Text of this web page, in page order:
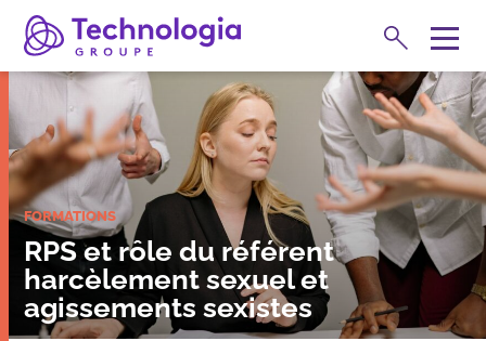
Rechercher
e
n
u
Expertises
FORMATIONS
RPS et rôle du référent
harcèlement sexuel et
agissements sexistes